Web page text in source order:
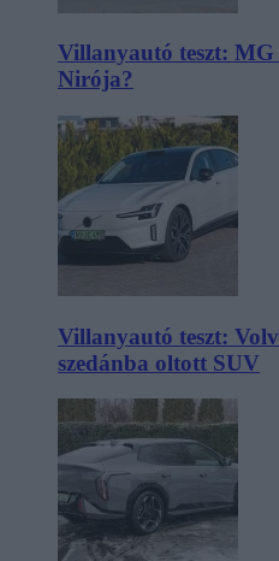
Villanyautó teszt: MG
Nirója?
Villanyautó teszt:
szedánba oltott SUV